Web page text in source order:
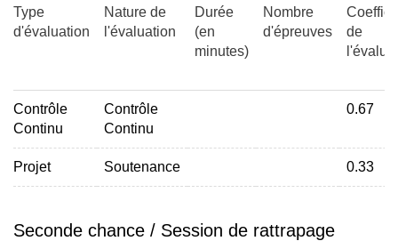
Type
d'évaluation
Nature de
l'évaluation
Durée
(en
minutes)
Nombre
d'épreuves
de
Contrôle
Continu
Contrôle
Continu
0.67
Projet Soutenance 0.33
Seconde chance / Session de rattrapage